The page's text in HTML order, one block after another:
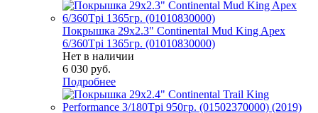
Покрышка 29x2.3" Continental Mud King Apex
6/360Tpi 1365гр. (01010830000)
Нет в наличии
6 030 руб.
Подробнее